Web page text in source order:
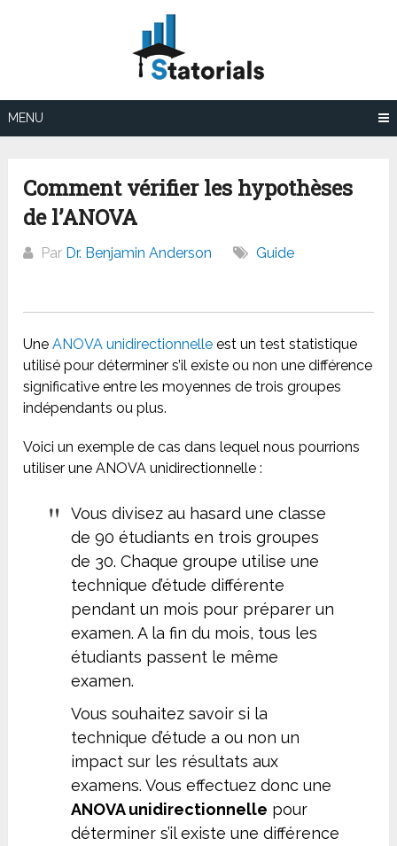
MENU
Comment vérifier les hypothèses
de l’ANOVA
Par Dr. Benjamin Anderson Guide
UneANOVA unidirectionnelle est un test statistique
utilisé pour déterminer s’il existe ou non une différence
significative entre les moyennes de trois groupes
indépendants ou plus.
Voici un exemple de cas dans lequel nous pourrions
utiliser une ANOVA unidirectionnelle :
Vous divisez au hasard une classe
de 90 étudiants en trois groupes
de 30. Chaque groupe utilise une
technique d’étude différente
pendant un mois pour préparer un
examen. A la fin du mois, tous les
étudiants passent le même
examen.
Vous souhaitez savoir si la
technique d’étude a ou non un
impact sur les résultats aux
examens. Vous effectuez donc une
ANOVA unidirectionnelle pour
déterminer s’il existe une différence